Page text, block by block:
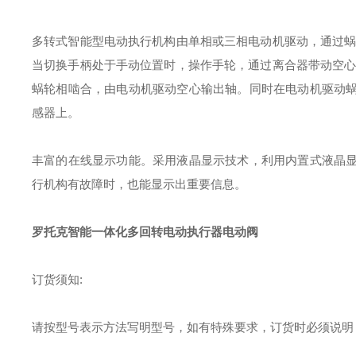
多转式智能型电动执行机构由单相或三相电动机驱动，通过
当切换手柄处于手动位置时，操作手轮，通过离合器带动空
蜗轮相啮合，由电动机驱动空心输出轴。同时在电动机驱动
感器上。
丰富的在线显示功能。采用液晶显示技术，利用内置式液晶
行机构有故障时，也能显示出重要信息。
罗托克智能一体化多回转电动执行器电动阀
订货须知:
请按型号表示方法写明型号，如有特殊要求，订货时必须说